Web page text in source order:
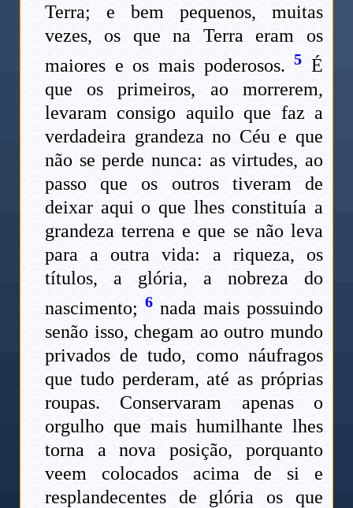
Terra; e bem pequenos, muitas
vezes, os que na Terra eram os
maiores e os mais poderosos.5 É
que os primeiros, ao morrerem,
levaram consigo aquilo que faz a
verdadeira grandeza no Céu e que
não se perde nunca: as virtudes, ao
passo que os outros tiveram de
deixar aqui o que lhes constituía a
grandeza terrena e que se não leva
para a outra vida: a riqueza, os
títulos, a glória, a nobreza do
nascimento; 6nada mais possuindo
senão isso, chegam ao outro mundo
privados de tudo, como náufragos
que tudo perderam, até as próprias
roupas. Conservaram apenas o
orgulho que mais humilhante lhes
torna a nova posição, porquanto
veem colocados acima de si e
resplandecentes de glória os que